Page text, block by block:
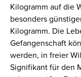
Kilogramm auf die
besonders
Kilogramm. Die
Gefangenschaft
werden, in freier
Signifikant für den